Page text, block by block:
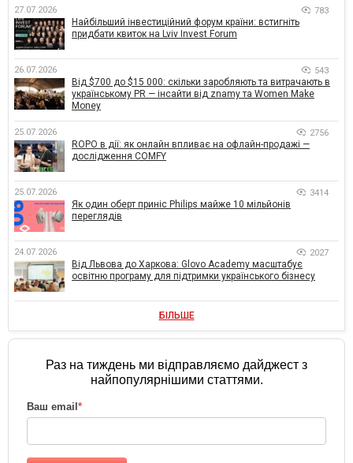
27.07.2026 783
Найбільший інвестиційний форум країни: встигніть
придбати квиток на Lviv Invest Forum
26.07.2026 543
Від $700 до $15 000: скільки заробляють та витрачають в
українському PR — інсайти від znamy та Women Make
Money
25.07.2026 2756
ROPO в дії: як онлайн впливає на офлайн-продажі —
дослідження COMFY
25.07.2026 3414
Як один оберт приніс Philips майже 10 мільйонів
переглядів
24.07.2026 2027
Від Львова до Харкова: Glovo Academy масштабує
освітню програму для підтримки українського бізнесу
БІЛЬШЕ
Раз на тиждень ми відправляємо дайджест з
найпопулярнішими статтями.
Ваш email *